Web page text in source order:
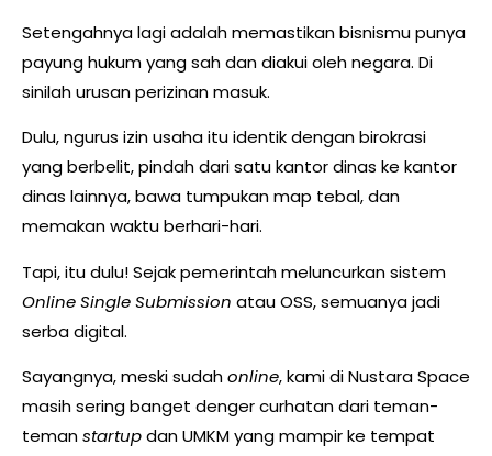
Setengahnya lagi adalah memastikan bisnismu punya
payung hukum yang sah dan diakui oleh negara. Di
sinilah urusan perizinan masuk.
Dulu, ngurus izin usaha itu identik dengan birokrasi
yang berbelit, pindah dari satu kantor dinas ke kantor
dinas lainnya, bawa tumpukan map tebal, dan
memakan waktu berhari-hari.
Tapi, itu dulu! Sejak pemerintah meluncurkan sistem
Online Single Submission atau OSS, semuanya jadi
serba digital.
Sayangnya, meski sudahonline, kami di Nustara Space
masih sering banget denger curhatan dari teman-
temanstartupdan UMKM yang mampir ke tempat